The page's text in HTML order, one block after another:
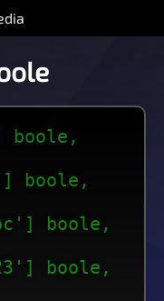
boole,
boole,
boole,
boole,